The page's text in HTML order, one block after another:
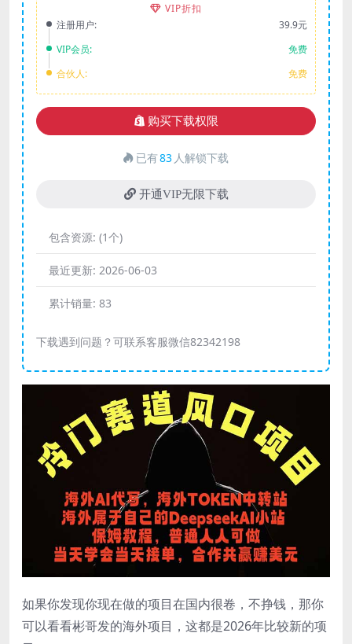
VIP折扣
注册用户:
39.9元
VIP会员:
免费
合伙人:
免费
购买下载权限
已有83 人解锁下载
开通VIP无限下载
包含资源: (1个)
最近更新: 2026-06-03
累计销量: 83
下载遇到问题？可联系客服微信82342198
如果你发现你现在做的项目在国内很卷，不挣钱，那你
可以看看彬哥发的海外项目，这都是2026年比较新的项